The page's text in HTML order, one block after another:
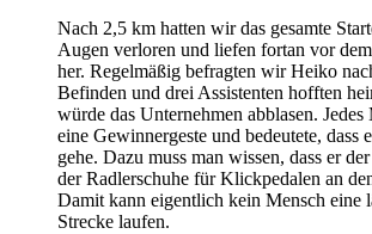
Nach 2,5 km hatten wir das gesamte
Augen verloren und liefen fortan vor
her. Regelmäßig befragten wir Heiko
Befinden und drei Assistenten hofften
würde das Unternehmen abblasen. Jedes
eine Gewinnergeste und bedeutete, dass
gehe. Dazu muss man wissen, dass er
der Radlerschuhe für Klickpedalen an
Damit kann eigentlich kein Mensch eine
Strecke laufen.